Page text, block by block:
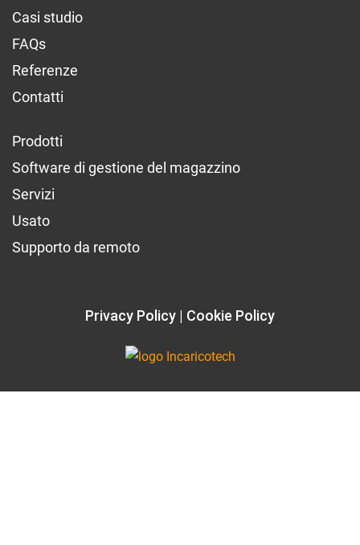
Casi studio
FAQs
Referenze
Contatti
Prodotti
Software di gestione del magazzino
Servizi
Usato
Supporto da remoto
Privacy Policy Cookie Policy